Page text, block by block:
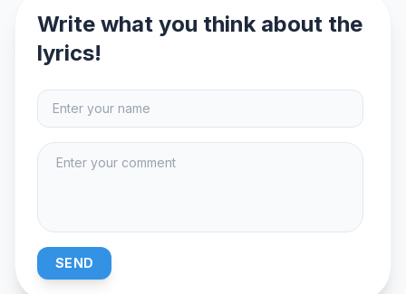
Write what you think about the
lyrics!
SEND